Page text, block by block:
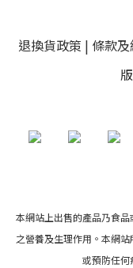
退換貨政策 | 條款
本網站上出售的產品乃食
之營養及生理作用。本網
或預防任何